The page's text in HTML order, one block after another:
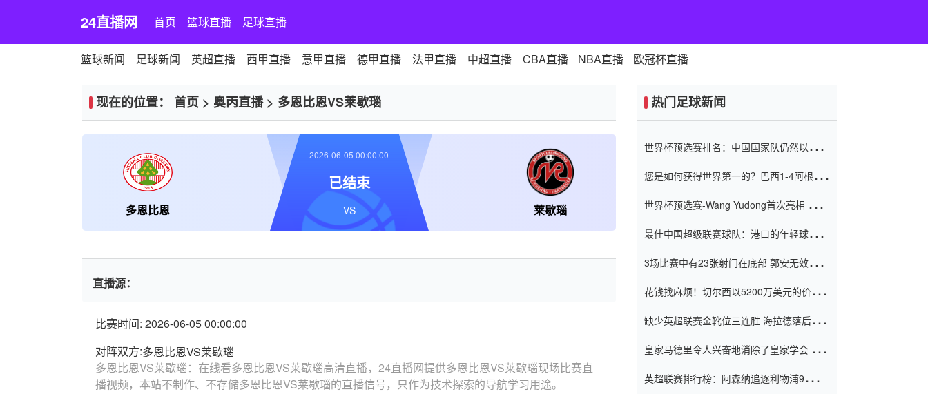
24直播网 首页 篮球直播 足球直播
篮球新闻 足球新闻 英超直播 西甲直播 意甲直播 德甲直播 法甲直播 中超直播 CBA直播 NBA直播 欧冠杯直播
现在的位置： 首页 > 奥丙直播> 多恩比恩VS莱歇瑙
多恩比恩 莱歇瑙
2026-06-05 00:00:00
已结束
VS
直播源：
比赛时间: 2026-06-05 00:00:00
对阵双方:多恩比恩VS莱歇瑙
多恩比恩VS莱歇瑙：在线看多恩比恩VS莱歇瑙高清直播，24直播网提供多恩比恩VS莱歇瑙现场比赛直
播视频，本站不制作、不存储多恩比恩VS莱歇瑙的直播信号，只作为技术探索的导航学习用途。
热门足球新闻
世界杯预选赛排名：中国国家队仍然以6分
您是如何获得世界第一的？巴西1-4阿根
世界杯预选赛-Wang Yudong首次亮相 中国
最佳中国超级联赛球队：港口的年轻球员在
（Taishan）
3场比赛中有23张射门在底部 郭安无效传球
花钱找麻烦！切尔西以5200万美元的价格
窗口
缺少英超联赛金靴位三连胜 海拉德落后6球
皇家马德里令人兴奋地消除了皇家学会 安
英超联赛排行榜：阿森纳追逐利物浦9分 曼